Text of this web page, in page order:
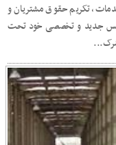
تکریم حقوق مشتریان و
جدید و تخصصی خود تحت